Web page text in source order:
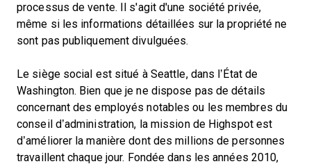
processus de vente. Il s'agit d'une société privée,
même si les informations détaillées sur la propriété ne
sont pas publiquement divulguées.
Le siège social est situé à Seattle, dans l’État de
Washington. Bien que je ne dispose pas de détails
concernant des employés notables ou les membres du
conseil d’administration, la mission de Highspot est
d’améliorer la manière dont des millions de personnes
travaillent chaque jour. Fondée dans les années 2010,